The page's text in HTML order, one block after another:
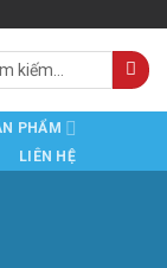
PHẨM
LIÊN HỆ